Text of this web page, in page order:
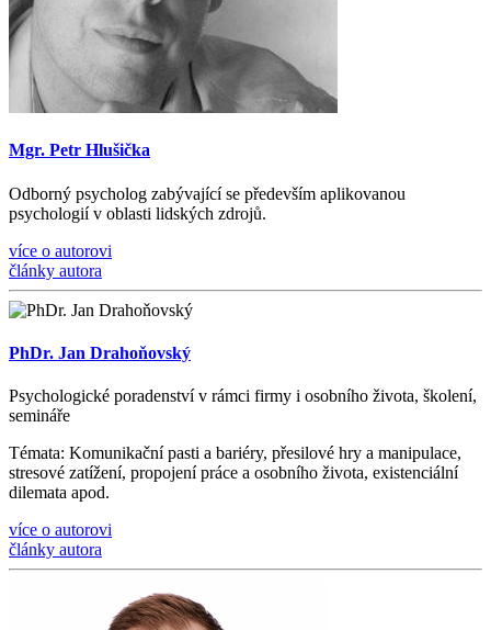
Mgr. Petr Hlušička
Odborný psycholog zabývající se především aplikovanou
psychologií v oblasti lidských zdrojů.
více o autorovi
články autora
PhDr. Jan Drahoňovský
Psychologické poradenství v rámci firmy i osobního života, školení,
semináře
Témata: Komunikačnípasti a bariéry, přesilové hry a manipulace,
stresové zatížení, propojenípráce a osobního života, existenciální
dilemata apod.
více o autorovi
články autora